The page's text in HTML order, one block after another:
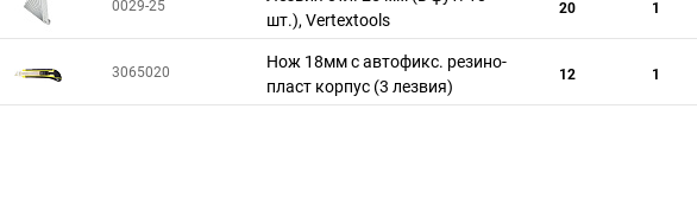
0029-25
шт.), Vertextools
20 1
3065020
Нож 18мм с автофикс. резино-
пласт корпус (3 лезвия)
12 1